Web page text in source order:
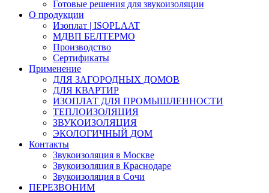
Готовые решения для звукоизоляции
О продукции
Изоплат | ISOPLAAT
МДВП БЕЛТЕРМО
Производство
Сертификаты
Применение
ДЛЯ ЗАГОРОДНЫХ ДОМОВ
ДЛЯ КВАРТИР
ИЗОПЛАТ ДЛЯ ПРОМЫШЛЕННОСТИ
ТЕПЛОИЗОЛЯЦИЯ
ЗВУКОИЗОЛЯЦИЯ
ЭКОЛОГИЧНЫЙ ДОМ
Контакты
Звукоизоляция в Москве
Звукоизоляция в Краснодаре
Звукоизоляция в Сочи
ПЕРЕЗВОНИМ